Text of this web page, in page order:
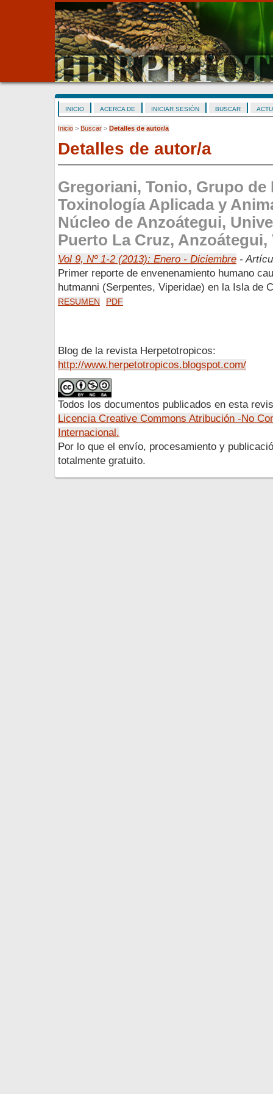
INICIO ACERCA DE INICIAR SESIÓN BUSCAR
Inicio > Buscar > Detalles de autor/a
Detalles de autor/a
Gregoriani, Tonio, Grupo
Toxinología Aplicada y
Núcleo de Anzoátegui,
Puerto La Cruz, Anzoátegui,
Vol 9, Nº 1-2 (2013): Enero - Diciembre -
Primer reporte de envenenamiento humano
hutmanni (Serpentes, Viperidae) en la Isla de
RESUMEN PDF
Blog de la revista Herpetotropicos:
http://www.herpetotropicos.blogspot.com/
Todos los documentos publicados en esta
Licencia Creative Commons Atribución -No
Internacional.
Por lo que el envío, procesamiento y
totalmente gratuito.